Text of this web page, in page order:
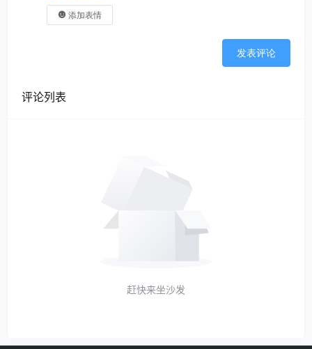
添加表情
发表评论
评论列表
赶快来坐沙发